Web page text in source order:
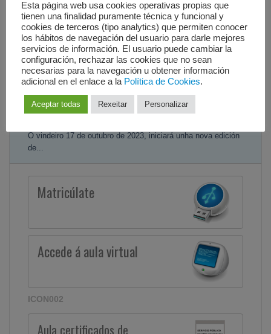
CURSO DE ATENCION SOCIOSANITARIA A PERSOAS
DEPENDENTES EN INSTITUCIÓNS SOCIAIS SETEMBRO
2026
CURSO GRATUITO DE CERTIFICADO DE
PROFESIONALIDADE O curso de (SSCS0208)
ATENCION...
Nuevo curso Monitor de tiempo libre OUTUBRO 2023
O vindeiro 17 de outubro de 2023, iniciará unha nova edición
de...
Matricúlate
Accede á aula virtual
ICON002
Aula certificados de
Esta página web usa cookies operativas propias que
tienen una finalidad puramente técnica y funcional y
cookies de terceros (tipo analytics) que permiten conocer
los hábitos de navegación del usuario para darle mejores
servicios de información. El usuario puede cambiar la
configuración, rechazar las cookies que no sean
necesarias para la navegación u obtener información
adicional en el enlace a la Política de Cookies.
Aceptar todas Rexeitar Personalizar